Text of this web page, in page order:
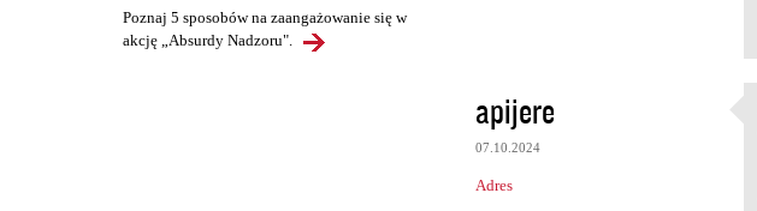
Poznaj 5 sposobów na zaangażowanie się w
akcję „Absurdy Nadzoru".
apijere
07.10.2024
Adres